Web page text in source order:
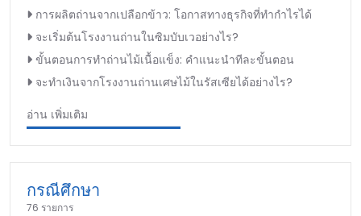
การผลิตถ่านจากเปลือกข้าว: โอกาสทางธุรกิจที่ทำกำไรได้
จะเริ่มต้นโรงงานถ่านในซิมบับเวอย่างไร?
ขั้นตอนการทำถ่านไม้เนื้อแข็ง: คำแนะนำทีละขั้นตอน
จะทำเงินจากโรงงานถ่านเศษไม้ในรัสเซียได้อย่างไร?
อ่าน เพิ่มเติม
กรณีศึกษา
76 รายการ